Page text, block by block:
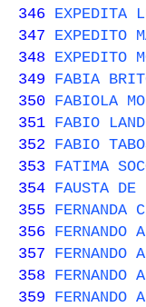
346 EXPEDITA
347 EXPEDITO
348 EXPEDITO
349 FABIA
350 FABIOLA
351 FABIO
352 FABIO
353 FATIMA
354 FAUSTA DE
355 FERNANDA
356 FERNANDO
357 FERNANDO
358 FERNANDO
359 FERNANDO